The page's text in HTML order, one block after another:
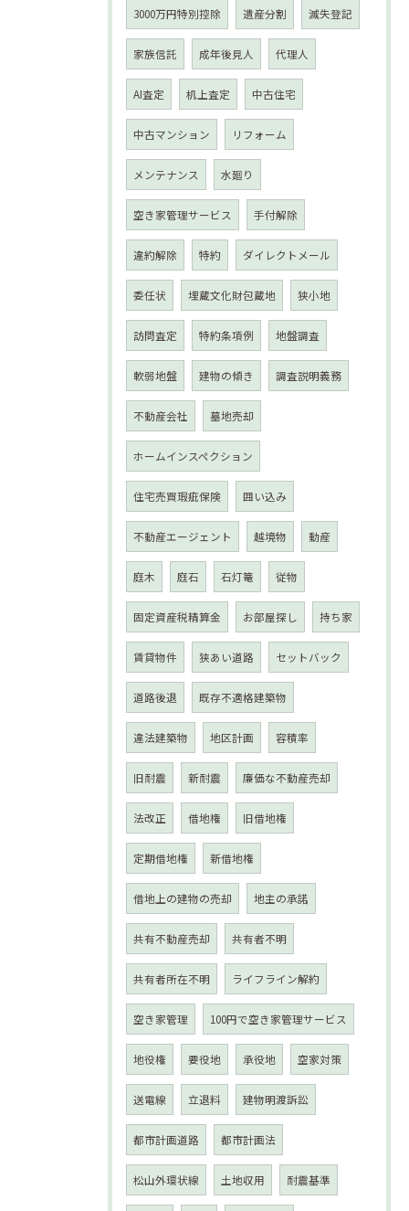
3000万円特別控除 遺産分割 滅失登記
家族信託 成年後見人 代理人
AI査定 机上査定 中古住宅
中古マンション リフォーム
メンテナンス 水廻り
空き家管理サービス 手付解除
違約解除 特約 ダイレクトメール
委任状 埋蔵文化財包蔵地 狭小地
訪問査定 特約条項例 地盤調査
軟弱地盤 建物の傾き 調査説明義務
不動産会社 墓地売却
ホームインスペクション
住宅売買瑕疵保険 囲い込み
不動産エージェント 越境物 動産
庭木 庭石 石灯篭 従物
固定資産税精算金 お部屋探し 持ち家
賃貸物件 狭あい道路 セットバック
道路後退 既存不適格建築物
違法建築物 地区計画 容積率
旧耐震 新耐震 廉価な不動産売却
法改正 借地権 旧借地権
定期借地権 新借地権
借地上の建物の売却 地主の承諾
共有不動産売却 共有者不明
共有者所在不明 ライフライン解約
空き家管理 100円で空き家管理サービス
地役権 要役地 承役地 空家対策
送電線 立退料 建物明渡訴訟
都市計画道路 都市計画法
松山外環状線 土地収用 耐震基準